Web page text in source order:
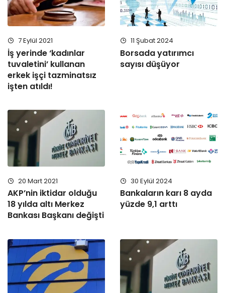
7 Eylül 2021
İş yerinde ‘kadınlar
tuvaletini’ kullanan
erkek işçi tazminatsız
işten atıldı!
11 Şubat 2024
Borsada yatırımcı
sayısı düşüyor
20 Mart 2021
AKP’nin iktidar olduğu
18 yılda altı Merkez
Bankası Başkanı değişti
30 Eylül 2024
Bankaların karı 8 ayda
yüzde 9,1 arttı